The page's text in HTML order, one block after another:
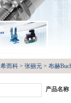
希而科 > 张丽元 > 布赫
产品名称